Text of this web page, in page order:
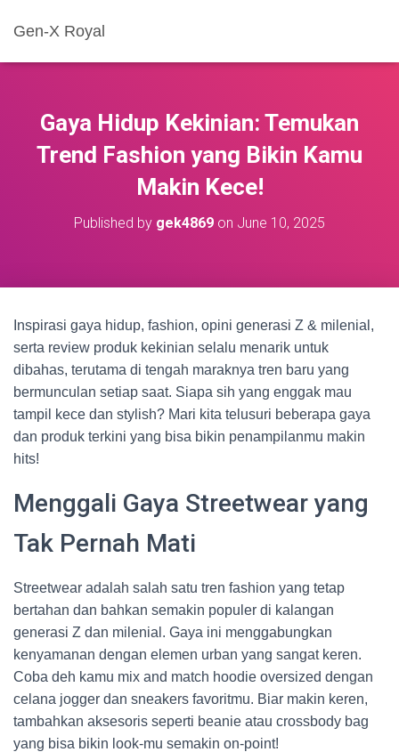
Gen-X Royal
Gaya Hidup Kekinian: Temukan
Trend Fashion yang Bikin Kamu
Makin Kece!
Published by gek4869 on June 10, 2025
Inspirasi gaya hidup, fashion, opini generasi Z & milenial,
serta review produk kekinian selalu menarik untuk
dibahas, terutama di tengah maraknya tren baru yang
bermunculan setiap saat. Siapa sih yang enggak mau
tampil kece dan stylish? Mari kita telusuri beberapa gaya
dan produk terkini yang bisa bikin penampilanmu makin
hits!
Menggali Gaya Streetwear yang
Tak Pernah Mati
Streetwear adalah salah satu tren fashion yang tetap
bertahan dan bahkan semakin populer di kalangan
generasi Z dan milenial. Gaya ini menggabungkan
kenyamanan dengan elemen urban yang sangat keren.
Coba deh kamu mix and match hoodie oversized dengan
celana jogger dan sneakers favoritmu. Biar makin keren,
tambahkan aksesoris seperti beanie atau crossbody bag
yang bisa bikin look-mu semakin on-point!